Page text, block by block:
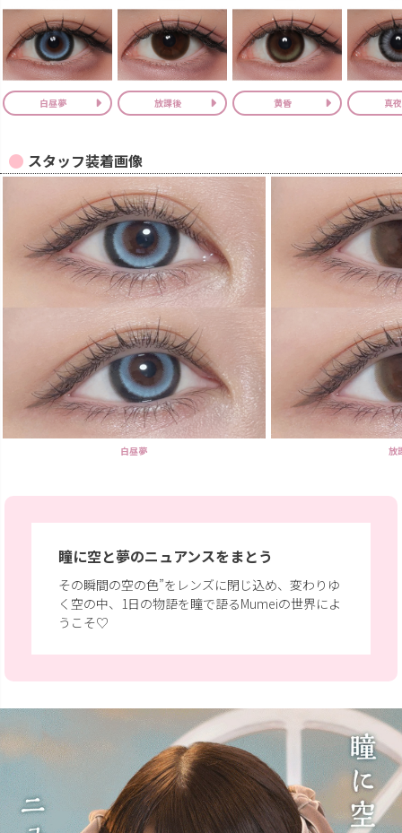
白昼夢 放課後 黄昏 真
スタッフ装着画像
白昼夢 放
瞳に空と夢のニュアンスをまとう
その瞬間の空の色”をレンズに閉じ込め、変わりゆ
く空の中、 1日の物語を瞳で語るMumeiの世界によ
うこそ♡